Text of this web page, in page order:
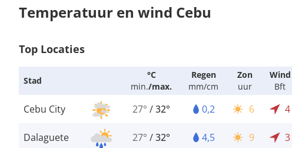
Temperatuur en wind Cebu
Top Locaties
Stad
°C
min./max.
Regen
mm/cm
Zon
uur
Wind
Bft
Cebu City 27° /32° 0,2 6 4
Dalaguete 27° /32° 4,5 9 3